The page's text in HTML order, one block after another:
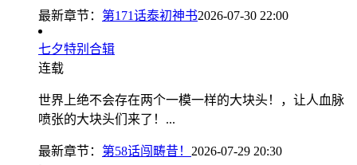
最新章节： 第171话泰初神书2026-07-30 22:00
七夕特别合辑
连载
世界上绝不会存在两个一模一样的大块头！，让人血脉
喷张的大块头们来了！...
最新章节： 第58话闯畴昔！ 2026-07-29 20:30